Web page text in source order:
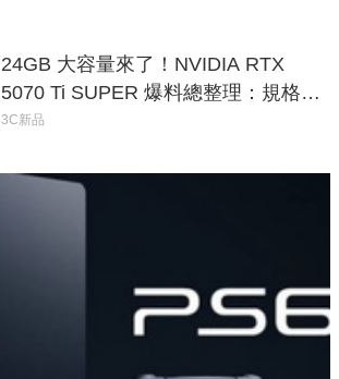
24GB 大容量來了！NVIDIA RTX
5070 Ti SUPER 爆料總整理：規格、
功耗、上市時間
3C新品